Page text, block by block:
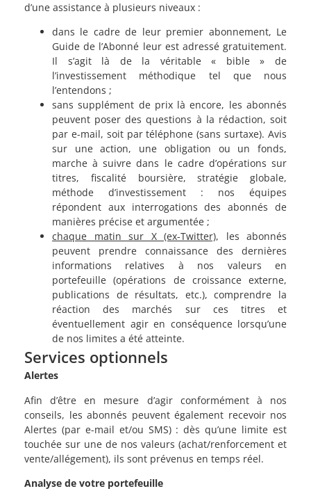
d’une assistance à plusieurs niveaux :
dans le cadre de leur premier abonnement, Le
Guide de l’Abonné leur est adressé gratuitement.
Il s’agit là de la véritable « bible » de
l’investissement méthodique tel que nous
l’entendons ;
sans supplément de prix là encore, les abonnés
peuvent poser des questions à la rédaction, soit
par e-mail, soit par téléphone (sans surtaxe). Avis
sur une action, une obligation ou un fonds,
marche à suivre dans le cadre d’opérations sur
titres, fiscalité boursière, stratégie globale,
méthode d’investissement : nos équipes
répondent aux interrogations des abonnés de
manières précise et argumentée ;
chaque matin sur X (ex-Twitter), les abonnés
peuvent prendre connaissance des dernières
informations relatives à nos valeurs en
portefeuille (opérations de croissance externe,
publications de résultats, etc.), comprendre la
réaction des marchés sur ces titres et
éventuellement agir en conséquence lorsqu’une
de nos limites a été atteinte.
Services optionnels
Alertes
Afin d’être en mesure d’agir conformément à nos
conseils, les abonnés peuvent également recevoir nos
Alertes (par e-mail et/ou SMS) : dès qu’une limite est
touchée sur une de nos valeurs (achat/renforcement et
vente/allégement), ils sont prévenus en temps réel.
Analyse de votre portefeuille